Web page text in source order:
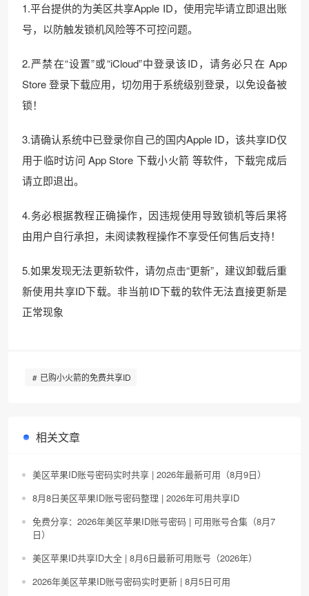
1.平台提供的为美区共享Apple ID，使用完毕请立即退出账
号，以防触发锁机风险等不可控问题。
2.严禁在“设置”或“iCloud”中登录该ID，请务必只在 App
Store 登录下载应用，切勿用于系统级别登录，以免设备被
锁！
3.请确认系统中已登录你自己的国内Apple ID，该共享ID仅
用于临时访问 App Store 下载小火箭 等软件，下载完成后
请立即退出。
4.务必根据教程正确操作，因违规使用导致锁机等后果将
由用户自行承担，未阅读教程操作不享受任何售后支持！
5.如果发现无法更新软件，请勿点击“更新”，建议卸载后重
新使用共享ID下载。非当前ID下载的软件无法直接更新是
正常现象
已购小火箭的免费共享ID
相关文章
美区苹果ID账号密码实时共享 | 2026年最新可用（8月9日）
8月8日美区苹果ID账号密码整理 | 2026年可用共享ID
免费分享：2026年美区苹果ID账号密码 | 可用账号合集（8月7
日）
美区苹果ID共享ID大全 | 8月6日最新可用账号（2026年）
2026年美区苹果ID账号密码实时更新 | 8月5日可用